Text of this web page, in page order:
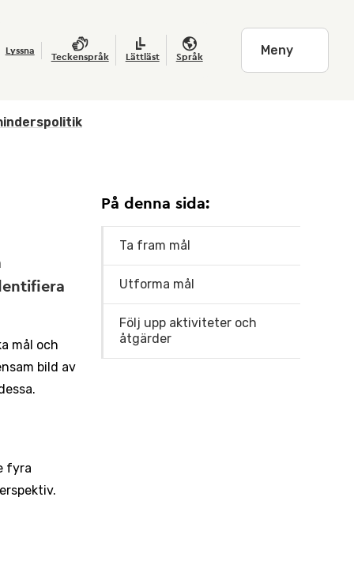
Lyssna
Teckenspråk Lättläst Språk Meny
mål och
bild av
fyra
På denna sida:
Ta fram mål
Utforma mål
Följ upp aktiviteter och
åtgärder